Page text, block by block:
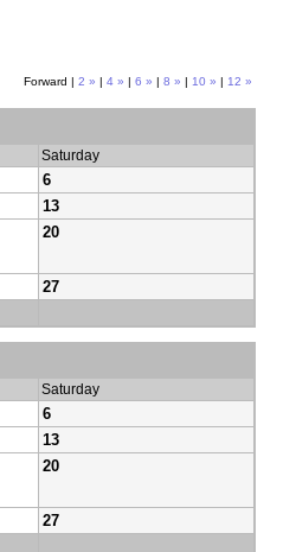
Forward | 2 » | 4 » | 6 » | 8 » | 10 » | 12 »
Saturday
6
13
20
27
Saturday
6
13
20
27